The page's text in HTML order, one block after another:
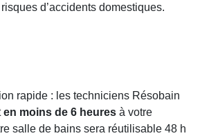
d’accidents domestiques.
rapide : les techniciens Résobain
en moins de 6 heures à votre
salle de bains sera réutilisable 48 h